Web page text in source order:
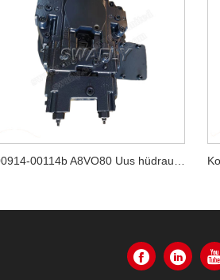
400914-00114b A8VO80 Uus hüdrauliline peapump ekskavaatorile Doosan DX140w-5